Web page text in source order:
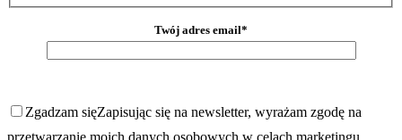
Twój adres email*
Zgadzam sięZapisując się na newsletter, wyrażam zgodę na
przetwarzanie moich danych osobowych w celach marketingu